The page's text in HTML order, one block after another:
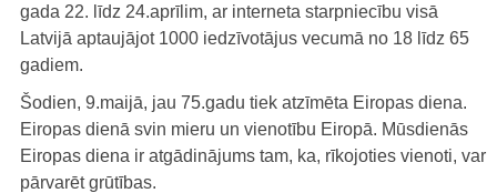
gada 22. līdz 24.aprīlim, ar interneta starpniecību visā
Latvijā aptaujājot 1000 iedzīvotājus vecumā no 18 līdz 65
gadiem.
Šodien, 9.maijā, jau 75.gadu tiek atzīmēta Eiropas diena.
Eiropas dienā svin mieru un vienotību Eiropā. Mūsdienās
Eiropas diena ir atgādinājums tam, ka, rīkojoties vienoti, var
pārvarēt grūtības.